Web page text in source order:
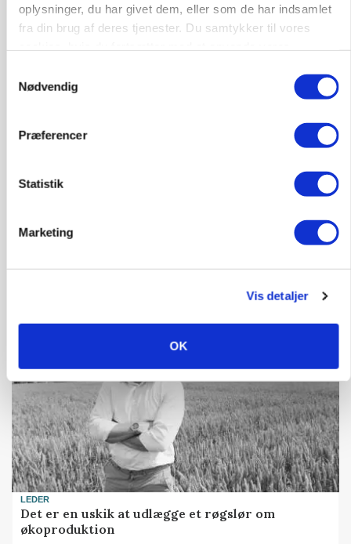
oplysninger, du har givet dem, eller som de har indsamlet
fra din brug af deres tjenester. Du samtykker til vores
Nødvendig
Præferencer
Statistik
Marketing
Vis detaljer
OK
BUSINESS
32.500 stipladser skifter slagteri: En af landets
største producenter sender nu grisene til
LEDER
Det er en uskik at udlægge et røgslør om
økoproduktion